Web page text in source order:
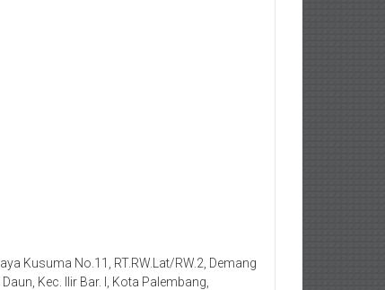
Kusuma No.11, RT.RW.Lat/RW.2, Demang
Daun, Kec. Ilir Bar. I, Kota Palembang,